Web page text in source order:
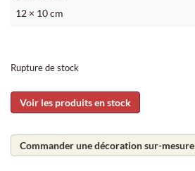
12 × 10 cm
Rupture de stock
Voir les produits en stock
Commander une décoration sur-mesure